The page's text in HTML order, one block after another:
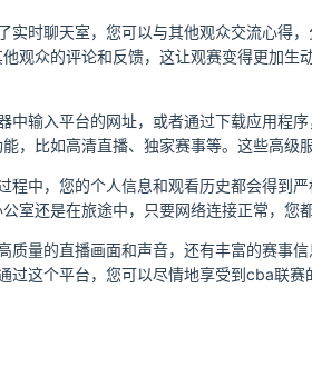
时聊天室，您可以与其他观众交流心得
观众的评论和反馈，这让观赛变得更加
输入平台的网址，或者通过下载应用程
比如高清直播、独家赛事等。这些高级
中，您的个人信息和观看历史都会得到
室还是在旅途中，只要网络连接正常，
量的直播画面和声音，还有丰富的赛事
这个平台，您可以尽情地享受到cba联